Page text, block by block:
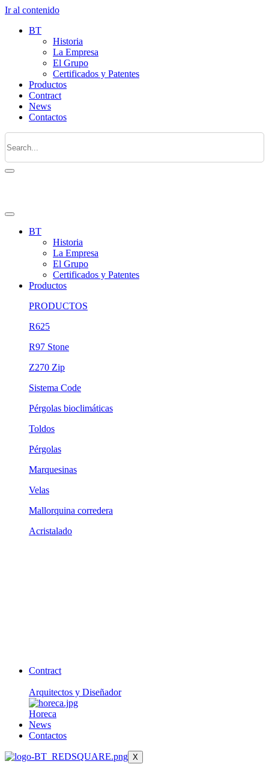
Ir al contenido
BT
Historia
La Empresa
El Grupo
Certificados y Patentes
Productos
Contract
News
Contactos
BT
Historia
La Empresa
El Grupo
Certificados y Patentes
Productos
PRODUCTOS
R625
R97 Stone
Z270 Zip
Sistema Code
Pérgolas bioclimáticas
Toldos
Pérgolas
Marquesinas
Velas
Mallorquina corredera
Acristalado
Contract
Arquitectos y Diseñador
Horeca
News
Contactos
X